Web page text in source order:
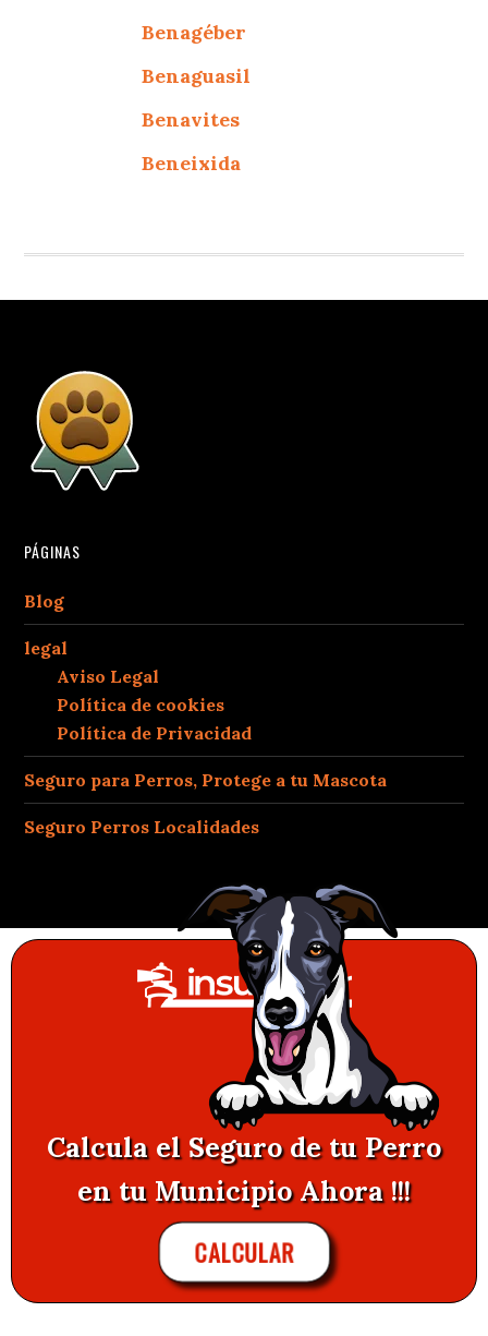
Benagéber
Benaguasil
Benavites
Beneixida
PÁGINAS
Blog
legal
Aviso Legal
Política de cookies
Política de Privacidad
Seguro para Perros, Protege a tu Mascota
Seguro Perros Localidades
Calcula el Seguro de tu Perro
en tu Municipio Ahora !!!
CALCULAR